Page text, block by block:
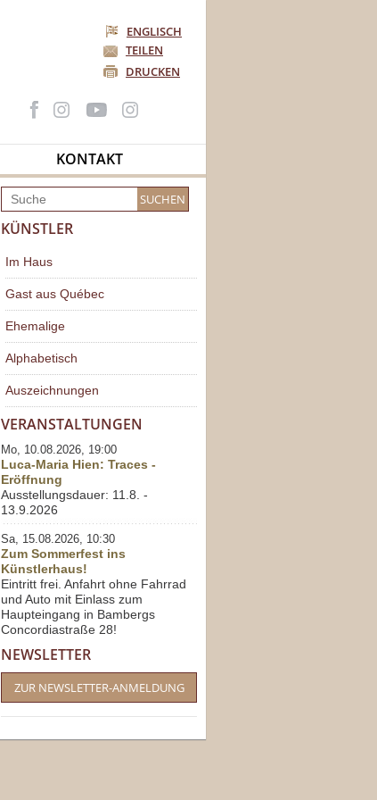
ENGLISCH
TEILEN
DRUCKEN
KONTAKT
KÜNSTLER
Im Haus
Gast aus Québec
Ehemalige
Alphabetisch
Auszeichnungen
VERANSTALTUNGEN
Mo, 10.08.2026, 19:00
Luca-Maria Hien: Traces -
Eröffnung
Ausstellungsdauer: 11.8. -
13.9.2026
Sa, 15.08.2026, 10:30
Zum Sommerfest ins
Künstlerhaus!
Eintritt frei. Anfahrt ohne Fahrrad
und Auto mit Einlass zum
Haupteingang in Bambergs
Concordiastraße 28!
NEWSLETTER
ZUR NEWSLETTER-ANMELDUNG